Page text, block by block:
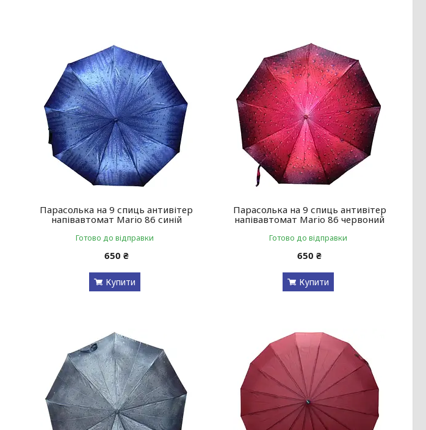
Парасолька на 9 спиць антивітер
напівавтомат Mario 86 синій
Готово до відправки
650 ₴
Купити
Парасолька на 9 спиць антивітер
напівавтомат Mario 86 червоний
Готово до відправки
650 ₴
Купити